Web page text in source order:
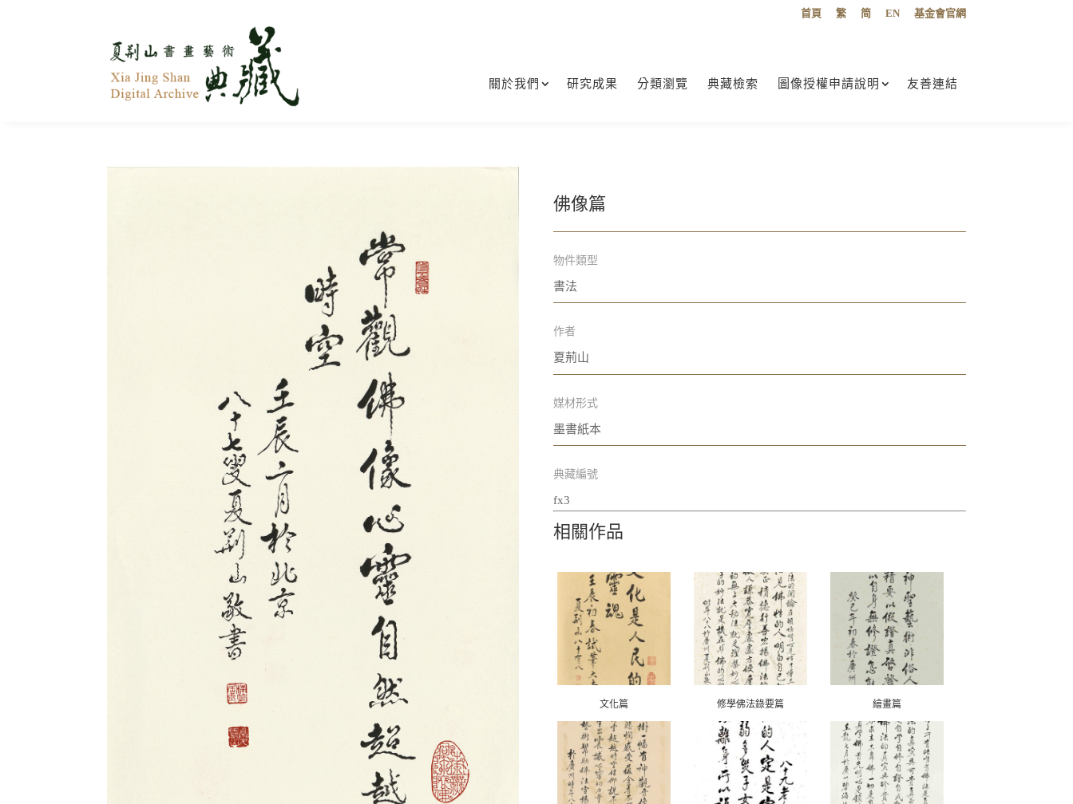
首頁 繁 简 EN 基金會官網
關於我們 研究成果 分類瀏覽 典藏檢索 圖像授權申請說明 友善連結
佛像篇
物件類型
書法
作者
夏荊山
媒材形式
墨書紙本
典藏編號
fx3
相關作品
文化篇 修學佛法錄要篇 繪畫篇